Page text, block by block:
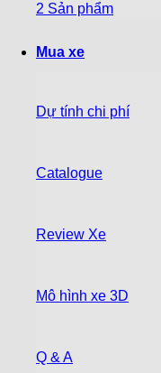
2 Sản phẩm
Mua xe
Dự tính chi phí
Catalogue
Review Xe
Mô hình xe 3D
Q & A